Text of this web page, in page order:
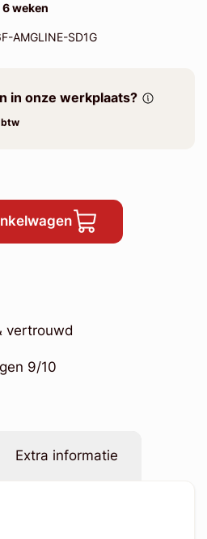
6 weken
AMGLINE-SD1G
in onze werkplaats?
vertrouwd
9/10
Extra informatie